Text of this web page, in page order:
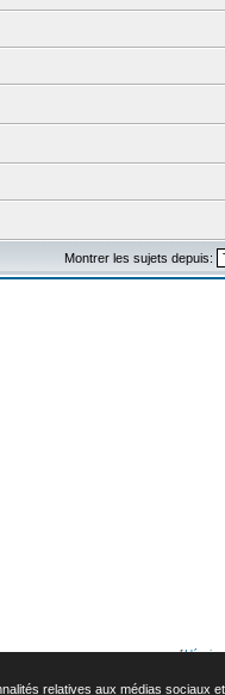
relatives aux médias
Montrer les sujets depuis:
[L'équipe